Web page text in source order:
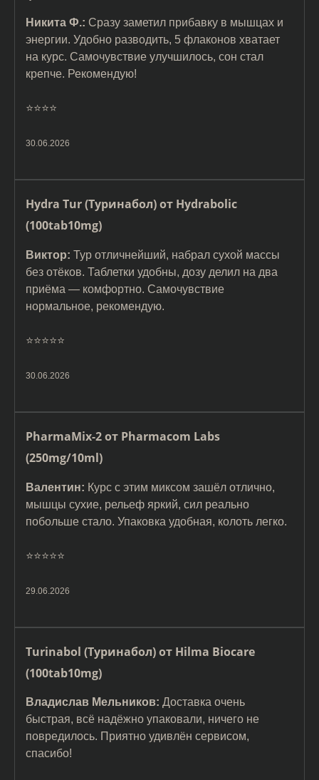
Никита Ф.: Сразу заметил прибавку в мышцах и
энергии. Удобно разводить, 5 флаконов хватает
на курс. Самочувствие улучшилось, сон стал
крепче. Рекомендую!
⭐️⭐️⭐️⭐️
30.06.2026
Hydra Tur (Туринабол) от Hydrabolic
(100tab10mg)
Виктор: Тур отличнейший, набрал сухой массы
без отёков. Таблетки удобны, дозу делил на два
приёма — комфортно. Самочувствие
нормальное, рекомендую.
⭐️⭐️⭐️⭐️⭐️
30.06.2026
PharmaMix-2 от Pharmacom Labs
(250mg/10ml)
Валентин: Курс с этим миксом зашёл отлично,
мышцы сухие, рельеф яркий, сил реально
побольше стало. Упаковка удобная, колоть легко.
⭐️⭐️⭐️⭐️⭐️
29.06.2026
Turinabol (Туринабол) от Hilma Biocare
(100tab10mg)
Владислав Мельников: Доставка очень
быстрая, всё надёжно упаковали, ничего не
повредилось. Приятно удивлён сервисом,
спасибо!